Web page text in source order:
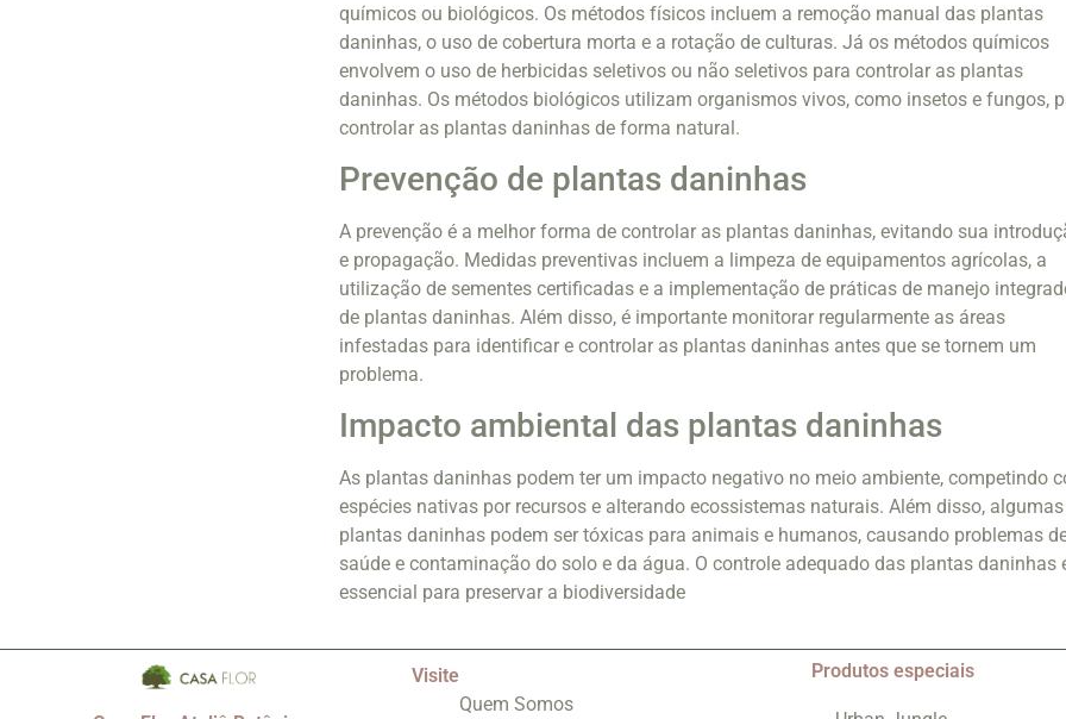
químicos ou biológicos. Os métodos físicos incluem a remoção manual das plantas
daninhas, o uso de cobertura morta e a rotação de culturas. Já os métodos químicos
envolvem o uso de herbicidas seletivos ou não seletivos para controlar as plantas
daninhas. Os métodos biológicos utilizam organismos vivos, como insetos e fungos,
controlar as plantas daninhas de forma natural.
Prevenção de plantas daninhas
A prevenção é a melhor forma de controlar as plantas daninhas, evitando sua
e propagação. Medidas preventivas incluem a limpeza de equipamentos agrícolas, a
utilização de sementes certificadas e a implementação de práticas de manejo
de plantas daninhas. Além disso, é importante monitorar regularmente as áreas
infestadas para identificar e controlar as plantas daninhas antes que se tornem um
problema.
Impacto ambiental das plantas daninhas
As plantas daninhas podem ter um impacto negativo no meio ambiente, competindo
espécies nativas por recursos e alterando ecossistemas naturais. Além disso, algumas
plantas daninhas podem ser tóxicas para animais e humanos, causando problemas
saúde e contaminação do solo e da água. O controle adequado das plantas daninhas
essencial para preservar a biodiversidade
Visite
Quem Somos
Produtos especiais